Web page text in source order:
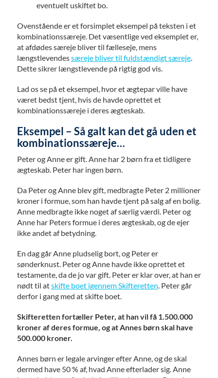
eventuelt uskiftet bo.
Ovenstående er et forsimplet eksempel på teksten i et
kombinationssæreje. Det væsentlige ved eksemplet er,
at afdødes særeje bliver til fælleseje, mens
længstlevendessæreje bliver til fuldstændigt særeje.
Dette sikrer længstlevende på rigtig god vis.
Lad os se på et eksempel, hvor et ægtepar ville have
været bedst tjent, hvis de havde oprettet et
kombinationssæreje i deres ægteskab.
Eksempel – Så galt kan det gå uden et
kombinationssæreje…
Peter og Anne er gift. Anne har 2 børn fra et tidligere
ægteskab. Peter har ingen børn.
Da Peter og Anne blev gift, medbragte Peter 2 millioner
kroner i formue, som han havde tjent på salg af en bolig.
Anne medbragte ikke noget af særlig værdi. Peter og
Anne har Peters formue i deres ægteskab, og de ejer
ikke andet af betydning.
En dag går Anne pludselig bort, og Peter er
sønderknust. Peter og Anne havde ikke oprettet et
testamente, da de jo var gift. Peter er klar over, at han er
nødt til atskifte boet igennem Skifteretten. Peter går
derfor i gang med at skifte boet.
Skifteretten fortæller Peter, at han vil få 1.500.000
kroner af deres formue, og at Annes børn skal have
500.000 kroner.
Annes børn er legale arvinger efter Anne, og de skal
dermed have 50 % af, hvad Anne efterlader sig. Anne